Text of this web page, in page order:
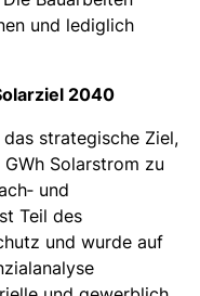
und lediglich
2040
strategische Ziel,
Solarstrom zu
und
Teil des
und wurde auf